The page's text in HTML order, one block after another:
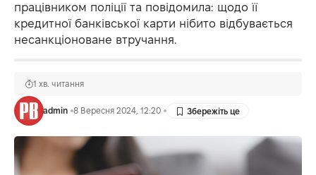
працівником поліції та повідомила: щодо її
кредитної банківської карти нібито відбувається
несанкціоноване втручання.
admin 8 Вересня 2024, 12:20
1 хв. читання